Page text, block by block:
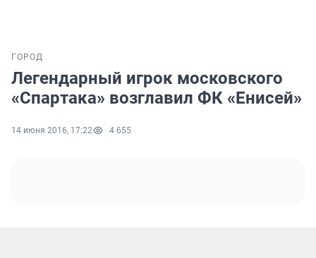
ГОРОД
Легендарный игрок московского
«Спартака» возглавил ФК «Енисей»
14 июня 2016, 17:22 4 655